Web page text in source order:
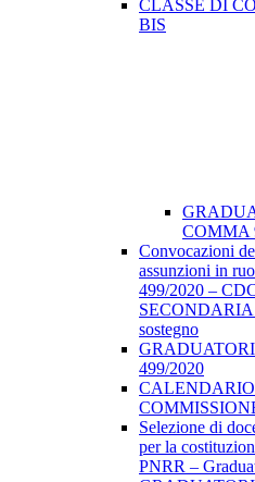
CLASSE DI
BIS
COMMA
Convocazioni
assunzioni in
499/2020 –
sostegno
499/2020
Selezione di
per la
PNRR –